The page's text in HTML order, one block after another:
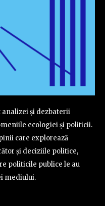
și dezbaterii
ecologiei și politicii.
care explorează
și deciziile politice,
politicile publice le au
mediului.